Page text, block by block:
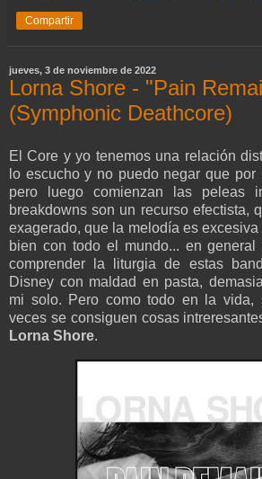
Compartir
jueves, 3 de noviembre de 2022
Lorna Shore - "Pain
(Symphonic Deathcore)
El Core y yo tenemos una relación
lo escucho y no puedo negar que por
pero luego comienzan las peleas
breakdowns son un recurso efectista,
exagerado, que la melodía es
bien con todo el mundo... en
comprender la liturgia de estas
Disney con maldad en pasta,
mi solo. Pero como todo en la vida,
veces se consiguen cosas
Lorna Shore.